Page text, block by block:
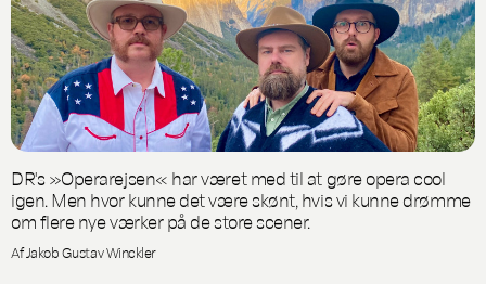
DR's »Operarejsen« har været med til at gøre opera cool
igen. Men hvor kunne det være skønt, hvis vi kunne drømme
om flere nye værker på de store scener.
Af Jakob Gustav Winckler